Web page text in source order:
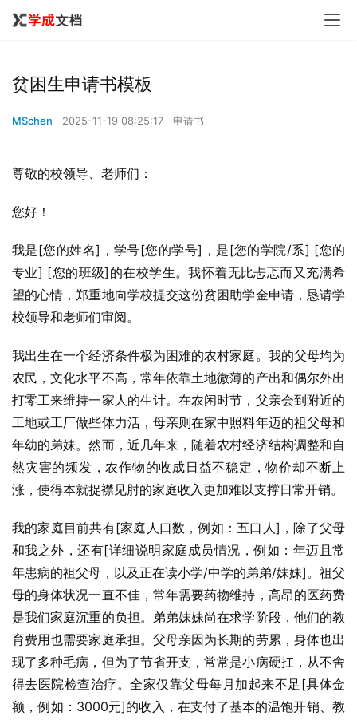
贫困生申请书模板
MSchen 2025-11-19 08:25:17 申请书
尊敬的校领导、老师们：
您好！
我是[您的姓名]，学号[您的学号]，是[您的学院/系] [您的
专业] [您的班级]的在校学生。我怀着无比忐忑而又充满希
望的心情，郑重地向学校提交这份贫困助学金申请，恳请学
校领导和老师们审阅。
我出生在一个经济条件极为困难的农村家庭。我的父母均为
农民，文化水平不高，常年依靠土地微薄的产出和偶尔外出
打零工来维持一家人的生计。在农闲时节，父亲会到附近的
工地或工厂做些体力活，母亲则在家中照料年迈的祖父母和
年幼的弟妹。然而，近几年来，随着农村经济结构调整和自
然灾害的频发，农作物的收成日益不稳定，物价却不断上
涨，使得本就捉襟见肘的家庭收入更加难以支撑日常开销。
我的家庭目前共有[家庭人口数，例如：五口人]，除了父母
和我之外，还有[详细说明家庭成员情况，例如：年迈且常
年患病的祖父母，以及正在读小学/中学的弟弟/妹妹]。祖父
母的身体状况一直不佳，常年需要药物维持，高昂的医药费
是我们家庭沉重的负担。弟弟妹妹尚在求学阶段，他们的教
育费用也需要家庭承担。父母亲因为长期的劳累，身体也出
现了多种毛病，但为了节省开支，常常是小病硬扛，从不舍
得去医院检查治疗。全家仅靠父母每月加起来不足[具体金
额，例如：3000元]的收入，在支付了基本的温饱开销、教